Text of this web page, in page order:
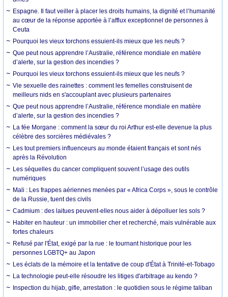
Espagne. Il faut veiller à placer les droits humains, la dignité et l’humanité
au cœur de la réponse apportée à l’afflux exceptionnel de personnes à
Ceuta
Pourquoi les vieux torchons essuient-ils mieux que les neufs ?
Que peut nous apprendre l’Australie, référence mondiale en matière
d’alerte, sur la gestion des incendies ?
Pourquoi les vieux torchons essuient-ils mieux que les neufs ?
Vie sexuelle des rainettes : comment les femelles construisent de
meilleurs nids en s'accouplant avec plusieurs partenaires
Que peut nous apprendre l’Australie, référence mondiale en matière
d’alerte, sur la gestion des incendies ?
La fée Morgane : comment la sœur du roi Arthur est-elle devenue la plus
célèbre des sorcières médiévales ?
Les tout premiers influenceurs au monde étaient français et sont nés
après la Révolution
Les séquelles du cancer compliquent souvent l’usage des outils
numériques
Mali : Les frappes aériennes menées par « Africa Corps », sous le contrôle
de la Russie, tuent des civils
Cadmium : des laitues peuvent-elles nous aider à dépolluer les sols ?
Habiter en hauteur : un immobilier cher et recherché, mais vulnérable aux
fortes chaleurs
Refusé par l'État, exigé par la rue : le tournant historique pour les
personnes LGBTQ+ au Japon
Les éclats de la mémoire et la tentative de coup d'État à Trinité-et-Tobago
La technologie peut-elle résoudre les litiges d'arbitrage au kendo ?
Inspection du hijab, gifle, arrestation : le quotidien sous le régime taliban